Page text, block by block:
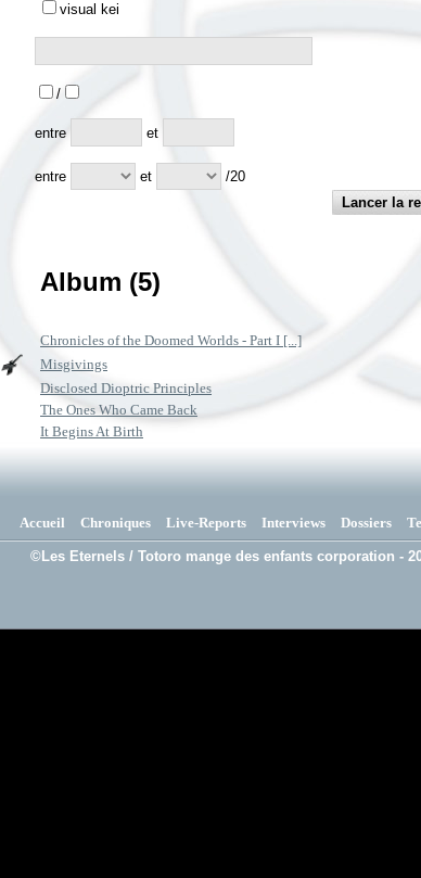
visual kei
/
entre et
entre et /20
Album (5)
Chronicles of the Doomed Worlds - Part I [...]
Misgivings
Disclosed Dioptric Principles
The Ones Who Came Back
It Begins At Birth
Accueil Chroniques Live-Reports Interviews Dossiers
©Les Eternels / Totoro mange des enfants corporation -